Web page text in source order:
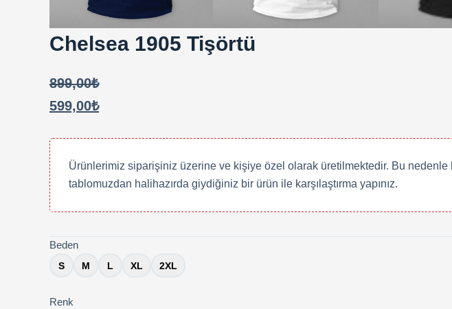
Chelsea 1905 Tişörtü
899,00₺
599,00₺
Ürünlerimiz siparişiniz üzerine ve kişiye özel olarak üretilmektedir. Bu nedenle
tablomuzdan halihazırda giydiğiniz bir ürün ile karşılaştırma yapınız.
Beden
S M L XL 2XL
Renk